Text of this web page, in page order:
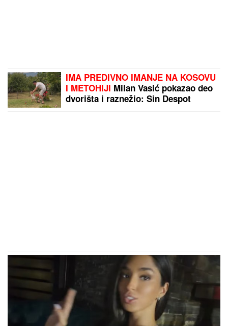
IMA PREDIVNO IMANJE NA KOSOVU
I METOHIJI Milan Vasić pokazao deo
dvorišta i raznežio: Sin Despot